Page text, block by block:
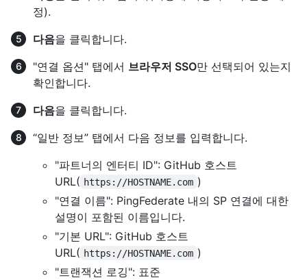
정).
다음을 클릭합니다.
"연결 옵션" 탭에서 브라우저 SSO만 선택되어 있는지
확인합니다.
다음을 클릭합니다.
“일반 정보” 탭에서 다음 정보를 입력합니다.
"파트너의 엔터티 ID": GitHub 호스트
URL( https://HOSTNAME.com )
"연결 이름": PingFederate 내의 SP 연결에 대한
설명이 포함된 이름입니다.
"기본 URL": GitHub 호스트
URL( https://HOSTNAME.com )
"트랜잭션 로깅": 표준